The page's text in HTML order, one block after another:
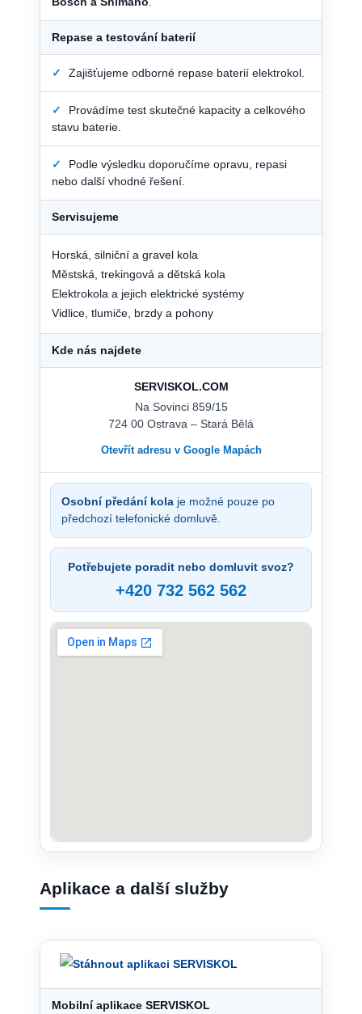
Repase a testování baterií
✓ Zajišťujeme odborné repase baterií elektrokol.
✓
Provádíme test skutečné kapacity a celkového
stavu baterie.
✓
Podle výsledku doporučíme opravu, repasi
nebo další vhodné řešení.
Servisujeme
Horská, silniční a gravel kola
Městská, trekingová a dětská kola
Elektrokola a jejich elektrické systémy
Vidlice, tlumiče, brzdy a pohony
Kde nás najdete
SERVISKOL.COM
Na Sovinci 859/15
724 00 Ostrava – Stará Bělá
Otevřít adresu v Google Mapách
Osobní předání kola je možné pouze po
předchozí telefonické domluvě.
Potřebujete poradit nebo domluvit svoz?
+420 732 562 562
Aplikace a další služby
Mobilní aplikace SERVISKOL